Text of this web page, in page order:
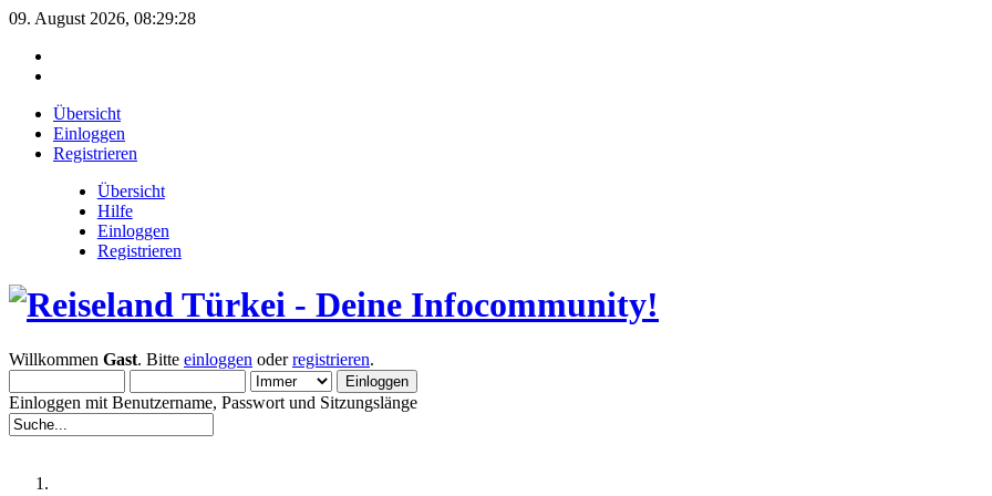
09. August 2026, 08:29:28
Übersicht
Einloggen
Registrieren
Übersicht
Hilfe
Einloggen
Registrieren
Willkommen Gast. Bitte einloggen oderregistrieren.
Einloggen mit Benutzername, Passwort und Sitzungslänge